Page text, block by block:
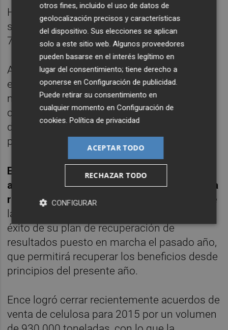
Hasta el punto de haberse producido
subidas de precios anunciadas hasta los
770 dólares por tonelada.
Además, los principales analistas del sector
esperan que durante el presente ejercicio se
mantenga esta solidez de los precios de la
celulosa, a la vista de la evolución de la
demanda y la entrada en funcionamiento
prevista de nueva capacidad de producción.
Ence asegura también que será capaz de
absorber el impacto en sus resultados de la
reforma energética
con el próximo cierre de
las cuentas del ejercicio 2014, gracias al
éxito de su plan de recuperación de
resultados puesto en marcha el pasado año,
que permitirá recuperar los beneficios desde
principios del presente año.
Ence logró cerrar recientemente acuerdos de
venta de celulosa para 2015 por un volumen
otros fines, incluido el uso de datos de
geolocalización precisos y características
del dispositivo. Sus elecciones se aplican
solo a este sitio web. Algunos proveedores
pueden basarse en el interés legítimo en
lugar del consentimiento; tiene derecho a
oponerse enConfiguración de publicidad
Puede retirar su consentimiento en
cualquier momento enConfiguración de
cookies .Política de privacidad
ACEPTAR TODO
RECHAZAR TODO
CONFIGURAR